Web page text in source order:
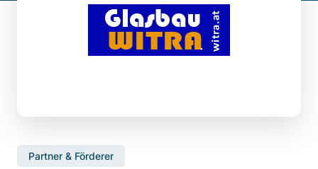
Partner & Förderer